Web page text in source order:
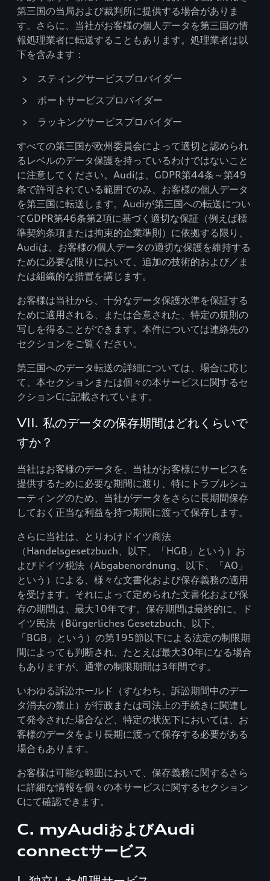
第三国の当局および裁判所に提供する場合がありま
す。さらに、当社がお客様の個人データを第三国の情
報処理業者に転送することもあります。処理業者は以
下を含みます：
スティングサービスプロバイダー
ポートサービスプロバイダー
ラッキングサービスプロバイダー
すべての第三国が欧州委員会によって適切と認められ
るレベルのデータ保護を持っているわけではないこと
に注意してください。Audiは、GDPR第44条～第49
条で許可されている範囲でのみ、お客様の個人データ
を第三国に転送します。Audiが第三国への転送につい
てGDPR第46条第2項に基づく適切な保証（例えば標
準契約条項または拘束的企業準則）に依拠する限り、
Audiは、お客様の個人データの適切な保護を維持する
ために必要な限りにおいて、追加の技術的および／ま
たは組織的な措置を講じます。
お客様は当社から、十分なデータ保護水準を保証する
ために適用される、または合意された、特定の規則の
写しを得ることができます。本件については連絡先の
セクションをご覧ください。
第三国へのデータ転送の詳細については、場合に応じ
て、本セクションまたは個々の本サービスに関するセ
クションCに記載されています。
VII. 私のデータの保存期間はどれくらいで
すか？
当社はお客様のデータを、当社がお客様にサービスを
提供するために必要な期間に渡り、特にトラブルシュ
ーティングのため、当社がデータをさらに長期間保存
しておく正当な利益を持つ期間に渡って保存します。
さらに当社は、とりわけドイツ商法
（Handelsgesetzbuch、以下、「HGB」という）お
よびドイツ税法（Abgabenordnung、以下、「AO」
という）による、様々な文書化および保存義務の適用
を受けます。それによって定められた文書化および保
存の期間は、最大10年です。保存期間は最終的に、ド
イツ民法（Bürgerliches Gesetzbuch、以下、
「BGB」という）の第195節以下による法定の制限期
間によっても判断され、たとえば最大30年になる場合
もありますが、通常の制限期間は3年間です。
いわゆる訴訟ホールド（すなわち、訴訟期間中のデー
タ消去の禁止）が行政または司法上の手続きに関連し
て発令された場合など、特定の状況下においては、お
客様のデータをより長期に渡って保存する必要がある
場合もあります。
お客様は可能な範囲において、保存義務に関するさら
に詳細な情報を個々の本サービスに関するセクション
Cにて確認できます。
C. myAudiおよびAudi
connectサービス